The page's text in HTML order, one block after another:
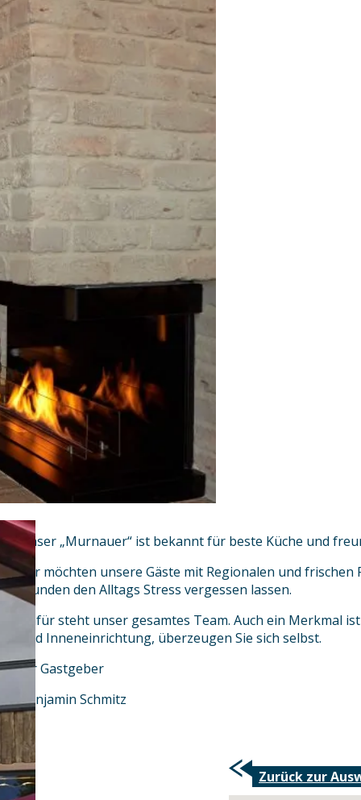
Unser „Murnauer“ ist bekannt für beste Küche und
Wir möchten unsere Gäste mit Regionalen und
Stunden den Alltags Stress vergessen lassen.
Dafür steht unser gesamtes Team. Auch ein Merkmal
und Inneneinrichtung, überzeugen Sie sich selbst.
Ihr Gastgeber
Benjamin Schmitz
Zurück zur